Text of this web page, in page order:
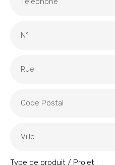
Type de produit / Projet :